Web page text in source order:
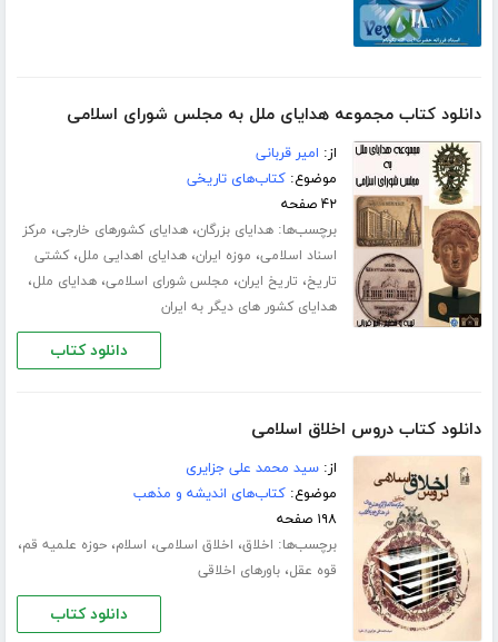
دانلود کتاب مجموعه هدایای ملل به مجلس شورای اسلامی
از: امیر قربانی
موضوع:کتاب‌های تاریخی
۴۲ صفحه
برچسب‌ها:هدایای بزرگان،هدایای کشورهای خارجی، مرکز
اسناد اسلامی، موزه ایران،هدایای اهدایی ملل،کشتی
تاریخ، تاریخ ایران، مجلس شورای اسلامی،هدایای ملل،
هدایای کشور های دیگر به ایران
دانلود کتاب
دانلود کتاب دروس اخلاق اسلامی
از:سید محمد علی جزایری
موضوع:کتاب‌های اندیشه و مذهب
۱۹۸ صفحه
برچسب‌ها: اخلاق، اخلاق اسلامی، اسلام،حوزه علمیه قم،
قوه عقل،باورهای اخلاقی
دانلود کتاب